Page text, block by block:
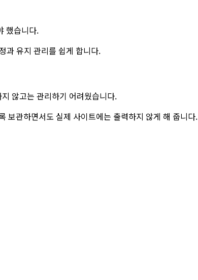
했습니다.
과 유지 관리를 쉽게 합니다.
않고는 관리하기 어려웠습니다.
보관하면서도 실제 사이트에는 출력하지 않게 해 줍니다.